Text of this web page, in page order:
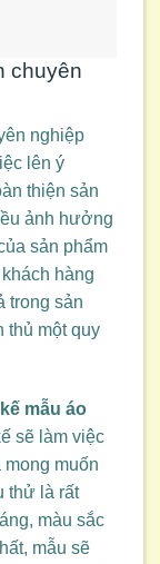
chuyên
nghiệp
lên ý
thiện sản
ảnh hưởng
sản phẩm
hàng
trong sản
thủ một quy
mẫu áo
sẽ làm việc
muốn
thử là rất
màu sắc
mẫu sẽ